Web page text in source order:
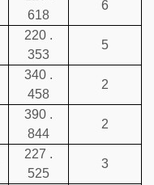
618
6
220 .
353
5
340 .
458
2
390 .
844
2
227 .
525
3